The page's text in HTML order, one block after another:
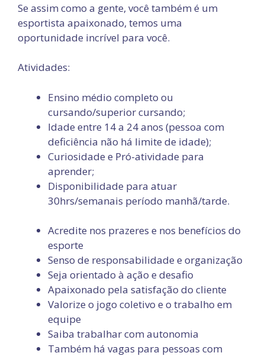
Se assim como a gente, você também é um
esportista apaixonado, temos uma
oportunidade incrível para você.
Atividades:
Ensino médio completo ou
cursando/superior cursando;
Idade entre 14 a 24 anos (pessoa com
deficiência não há limite de idade);
Curiosidade e Pró-atividade para
aprender;
Disponibilidade para atuar
30hrs/semanais período manhã/tarde.
Acredite nos prazeres e nos benefícios do
esporte
Senso de responsabilidade e organização
Seja orientado à ação e desafio
Apaixonado pela satisfação do cliente
Valorize o jogo coletivo e o trabalho em
equipe
Saiba trabalhar com autonomia
Também há vagas para pessoas com